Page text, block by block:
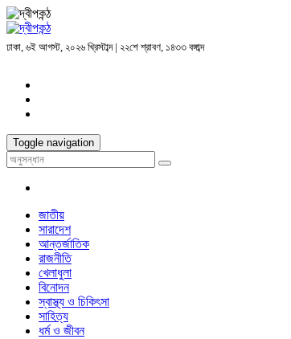
ঢাকা, ৬ই আগস্ট, ২০২৬ খ্রিস্টাব্দ | ২২শে শ্রাবণ, ১৪৩৩ বঙ্গাব্দ
Toggle navigation
জাতীয়
সারাদেশ
আন্তর্জাতিক
রাজনীতি
খেলাধুলা
বিনোদন
স্বাস্থ্য ও চিকিৎসা
সাহিত্য
ধর্ম ও জীবন